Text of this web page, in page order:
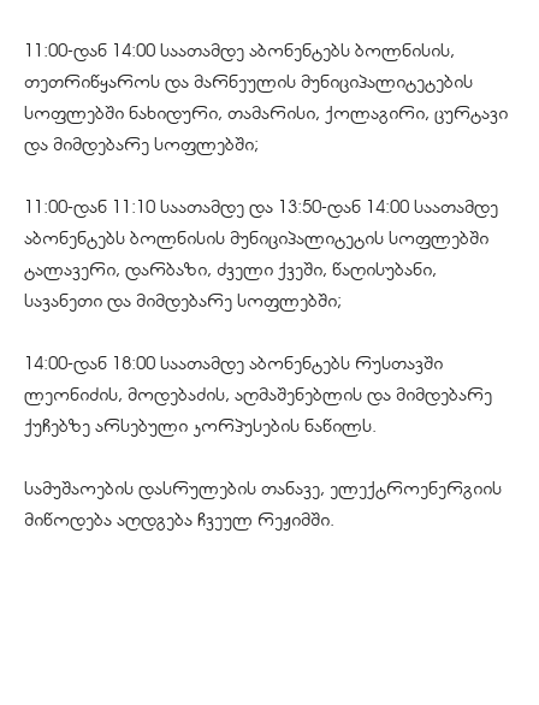
11:00-დან 14:00 საათამდე აბონენტებს ბოლნისის,
თეთრიწყაროს და მარნეულის მუნიციპალიტეტების
სოფლებში ნახიდური, თამარისი, ქოლაგირი, ცურტავი
და მიმდებარე სოფლებში;
11:00-დან 11:10 საათამდე და 13:50-დან 14:00 საათამდე
აბონენტებს ბოლნისის მუნიციპალიტეტის სოფლებში
ტალავერი, დარბაზი, ძველი ქვეში, წაღისუბანი,
სავანეთი და მიმდებარე სოფლებში;
14:00-დან 18:00 საათამდე აბონენტებს რუსთავში
ლეონიძის, მოდებაძის, აღმაშენებლის და მიმდებარე
ქუჩებზე არსებული კორპუსების ნაწილს.
სამუშაოების დასრულების თანავე, ელექტროენერგიის
მიწოდება აღდგება ჩვეულ რეჟიმში.